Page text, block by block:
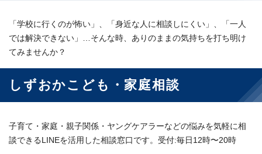
「学校に行くのが怖い」、「身近な人に相談しにくい」、「一人
では解決できない」…そんな時、ありのままの気持ちを打ち明け
てみませんか？
しずおかこども・家庭相談
子育て・家庭・親子関係・ヤングケアラーなどの悩みを気軽に相
談できるLINEを活用した相談窓口です。受付:毎日12時〜20時